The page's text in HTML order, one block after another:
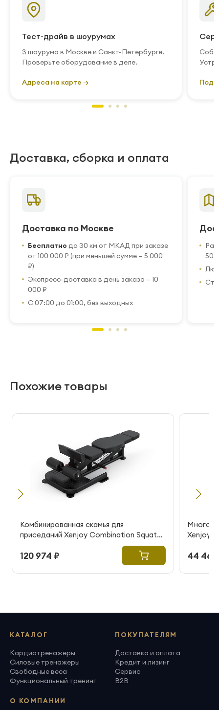
Тест-драйв в шоурумах
3 шоурума в Москве и Санкт-Петербурге.
Проверьте оборудование в деле.
Адреса на карте →
Доставка, сборка и оплата
Доставка по Москве
Бесплатно до 30 км от МКАД при заказе
от 100 000 ₽ (при меньшей сумме — 5 000
₽)
Экспресс-доставка в день заказа — 10
000 ₽
С 07:00 до 01:00, без выходных
50
Похожие товары
Комбинированная скамья для
приседаний Xenjoy Combination Squat
120 974 ₽
Xenjoy
44 466
КАТАЛОГ
Кардиотренажеры
Силовые тренажеры
Свободные веса
Функциональный тренинг
ПОКУПАТЕЛЯМ
Доставка и оплата
Кредит и лизинг
Сервис
B2B
О КОМПАНИИ